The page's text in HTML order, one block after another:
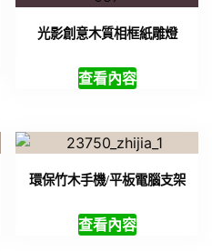
光影創意木質相框紙雕燈
查看內容
環保竹木手機/平板電腦支架
查看內容